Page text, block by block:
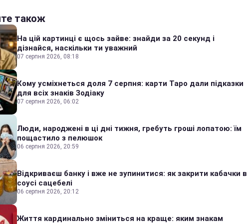
також
На цій картинці є щось зайве: знайди за 20 секунд і
дізнайся, наскільки ти уважний
07 серпня 2026, 08:18
Кому усміхнеться доля 7 серпня: карти Таро дали підказки
для всіх знаків Зодіаку
07 серпня 2026, 06:02
Люди, народжені в ці дні тижня, гребуть гроші лопатою: їм
пощастило з пелюшок
06 серпня 2026, 20:59
Відкриваєш банку і вже не зупинитися: як закрити кабачки в
соусі сацебелі
06 серпня 2026, 20:12
Життя кардинально зміниться на краще: яким знакам